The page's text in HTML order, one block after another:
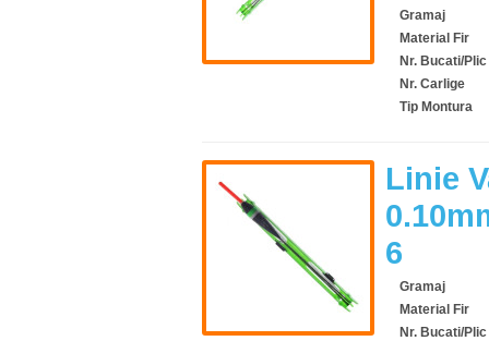
Gramaj
Material Fir
Nr. Bucati/Plic
Nr. Carlige
Tip Montura
Linie
6
Gramaj
Material Fir
Nr. Bucati/Plic